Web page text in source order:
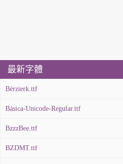
最新字體
Bérzierk.ttf
Básica-Unicode-Regular.ttf
BzzzBee.ttf
BZDMT.ttf